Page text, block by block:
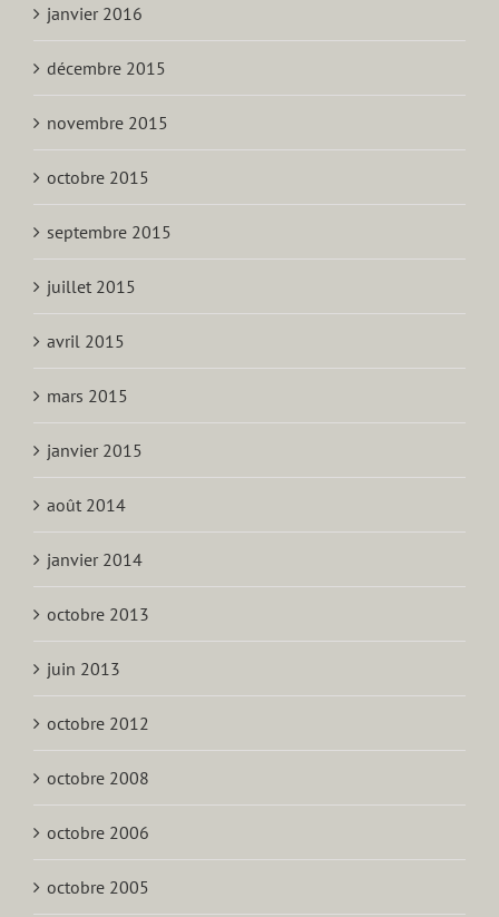
janvier 2016
décembre 2015
novembre 2015
octobre 2015
septembre 2015
juillet 2015
avril 2015
mars 2015
janvier 2015
août 2014
janvier 2014
octobre 2013
juin 2013
octobre 2012
octobre 2008
octobre 2006
octobre 2005